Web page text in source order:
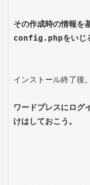
その作成時の情報
config.phpをいじる
インストール終了後。
ワードプレスにログ
けはしておこう。